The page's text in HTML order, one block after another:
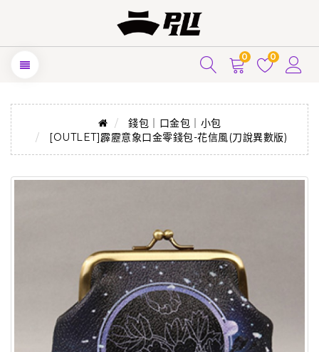
0 0
錢包｜口金包｜小包
[OUTLET]霹靂意象口金零錢包-花信風(刀說異數版)